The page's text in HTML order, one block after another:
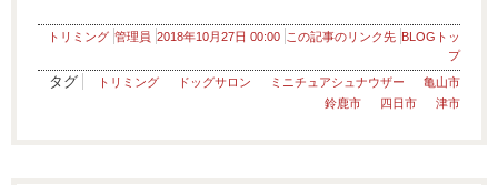
トリミング 管理員 2018年10月27日 00:00 この記事のリンク先 BLOGトッ
プ
タグ トリミング ドッグサロン ミニチュアシュナウザー
亀山市
鈴鹿市
四日市 津市